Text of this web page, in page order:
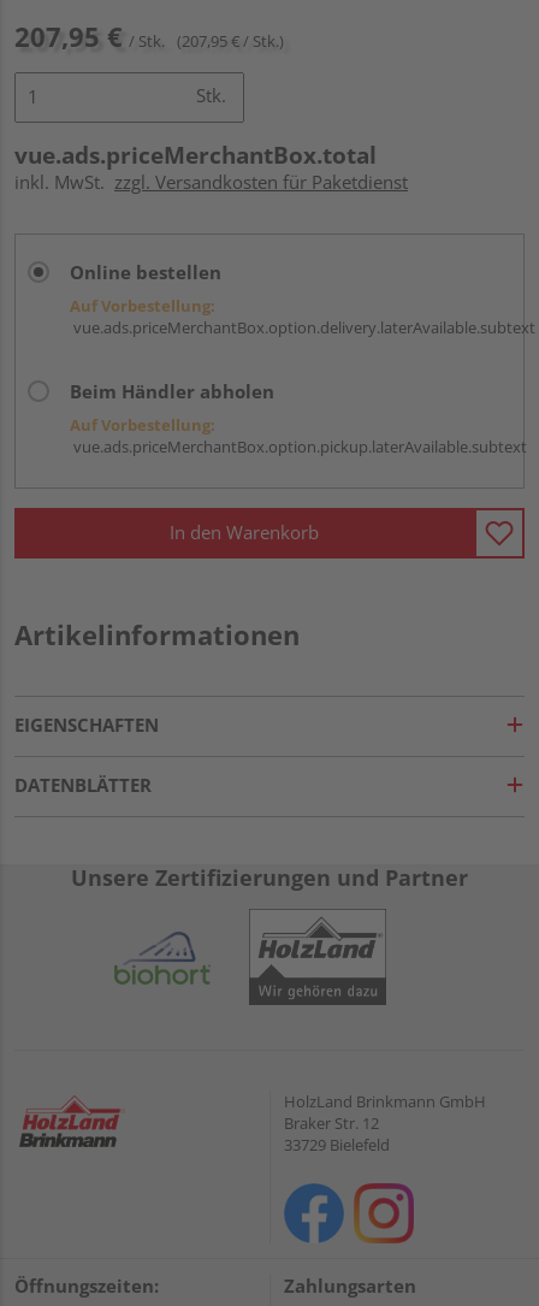
207,95 € / Stk. (207,95 € / Stk.)
Stk.
vue.ads.priceMerchantBox.total
inkl. MwSt. zzgl. Versandkosten für Paketdienst
Online bestellen
Auf Vorbestellung:
vue.ads.priceMerchantBox.option.delivery.laterAvailable.subtext
Beim Händler abholen
Auf Vorbestellung:
vue.ads.priceMerchantBox.option.pickup.laterAvailable.subtext
In den Warenkorb
Artikelinformationen
EIGENSCHAFTEN
DATENBLÄTTER
Unsere Zertifizierungen und Partner
HolzLand Brinkmann GmbH
Braker Str. 12
33729 Bielefeld
Öffnungszeiten: Zahlungsarten